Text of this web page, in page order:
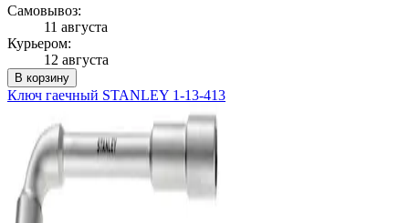
Самовывоз:
11 августа
Курьером:
12 августа
В корзину
Ключ гаечный STANLEY 1-13-413